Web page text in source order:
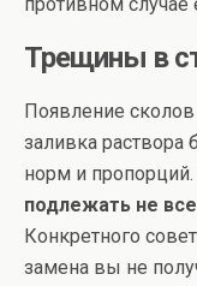
Трещины в
Появление сколов
заливка
норм и пропорций.
подлежать не
Конкретного
замена вы не